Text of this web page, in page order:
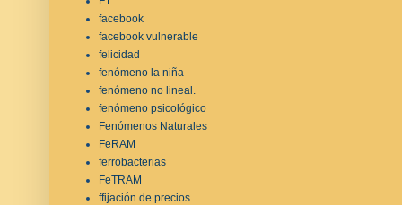
facebook
facebook vulnerable
felicidad
fenómeno la niña
fenómeno no lineal.
fenómeno psicológico
Fenómenos Naturales
FeRAM
ferrobacterias
FeTRAM
ffijación de precios